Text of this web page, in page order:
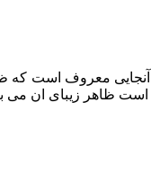
آنجایی معروف است که
است ظاهر زیبای ان می